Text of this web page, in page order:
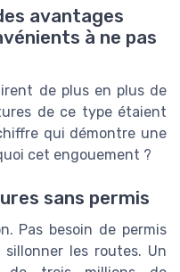
avantages
à ne pas
de plus en plus de
de ce type étaient
qui démontre une
cet engouement ?
sans permis
Pas besoin de permis
les routes. Un